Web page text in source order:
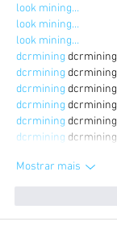
look mining…
look mining…
look mining…
dcrmining dcrmining
dcrmining dcrmining
dcrmining dcrmining
dcrmining dcrmining
dcrmining dcrmining
dcrmining dcrmining
Mostrar mais